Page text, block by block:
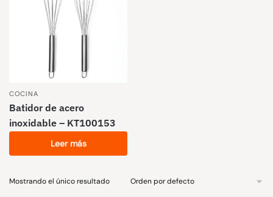
COCINA
Batidor de acero
inoxidable – KT100153
Leer más
Mostrando el único resultado